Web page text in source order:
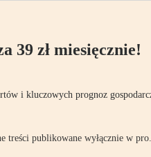
39 zł miesięcznie!
i kluczowych prognoz
treści publikowane wyłącznie w